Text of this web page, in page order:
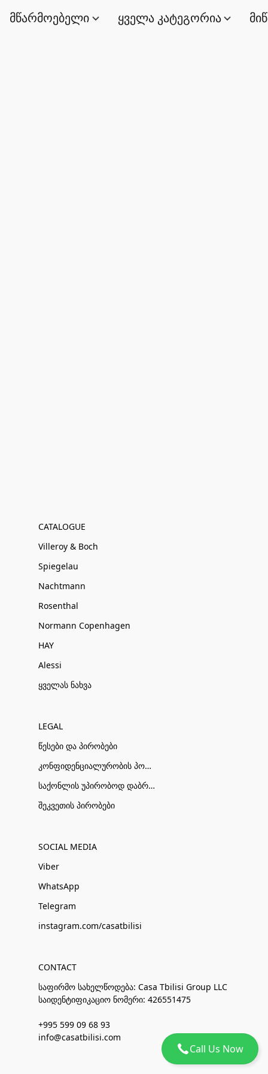
Call Us Now
მწარმოებელი ყველა კატეგორია
CATALOGUE
Villeroy & Boch
Spiegelau
Nachtmann
Rosenthal
Normann Copenhagen
HAY
Alessi
ყველას ნახვა
LEGAL
წესები და პირობები
კონფიდენციალურობის პოლიტიკა
საქონლის უპირობოდ დაბრუნების პირობები
შეკვეთის პირობები
SOCIAL MEDIA
Viber
WhatsApp
Telegram
instagram.com/casatbilisi
CONTACT
საფირმო სახელწოდება: Casa Tbilisi Group LLC
საიდენტიფიკაციო ნომერი: 426551475
+995 599 09 68 93
info@casatbilisi.com